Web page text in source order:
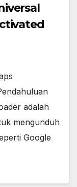
adalah
mengunduh
Google